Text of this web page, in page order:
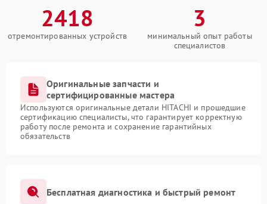
2418
отремонтированных устройств
3
минимальный опыт работы
специалистов
Оригинальные запчасти и
сертифицированные мастера
Используются оригинальные детали HITACHI и прошедшие
сертификацию специалисты, что гарантирует корректную
работу после ремонта и сохранение гарантийных
обязательств
Бесплатная диагностика и быстрый ремонт